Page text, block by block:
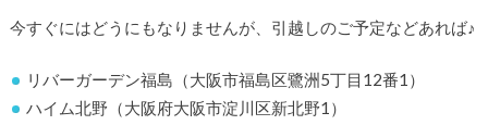
今すぐにはどうにもなりませんが、引越しのご予定などあれば♪
リバーガーデン福島（大阪市福島区鷺洲5丁目12番1）
ハイム北野（大阪府大阪市淀川区新北野1）